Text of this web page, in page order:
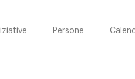
Persone